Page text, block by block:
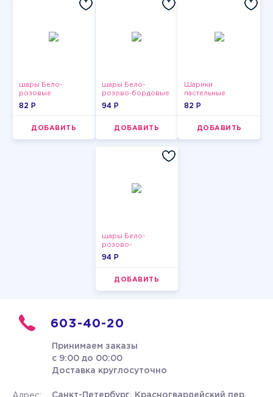
шары Бело-
розовые
пастельные
82 P
ДОБАВИТЬ
шары Бело-
розово-бордовые
металлик
94 P
ДОБАВИТЬ
Шарики
пастельные
82 P
ДОБАВИТЬ
шары Бело-
розово-
фиолетово-
94 P
ДОБАВИТЬ
603-40-20
Принимаем заказы
с 9:00 до 00:00
Доставка круглосуточно
Санкт-Петербург, Красногвардейский пер.